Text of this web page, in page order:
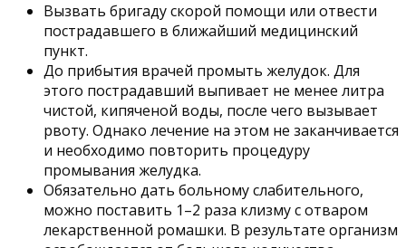
Вызвать бригаду скорой помощи или отвести
пострадавшего в ближайший медицинский
пункт.
До прибытия врачей промыть желудок. Для
этого пострадавший выпивает не менее литра
чистой, кипяченой воды, после чего вызывает
рвоту. Однако лечение на этом не заканчивается
и необходимо повторить процедуру
промывания желудка.
Обязательно дать больному слабительного,
можно поставить 1–2 раза клизму с отваром
лекарственной ромашки. В результате организм